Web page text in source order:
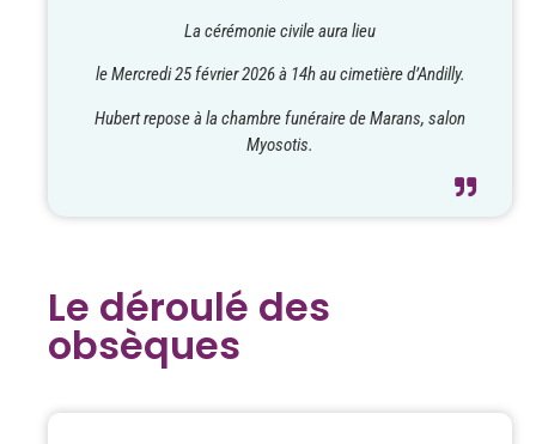
La cérémonie civile aura lieu
le Mercredi 25 février 2026 à 14h au cimetière d’Andilly.
Hubert repose à la chambre funéraire de Marans, salon
Myosotis.
Le déroulé des
obsèques